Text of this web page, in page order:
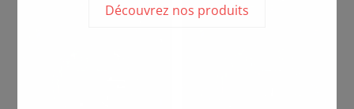
Découvrez nos produits